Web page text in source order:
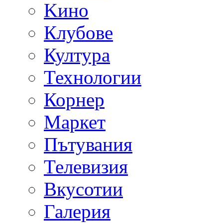
Kино
Клубове
Култура
Технологии
Корнер
Маркет
Пътувания
Телевизия
Вкусотии
Галерия